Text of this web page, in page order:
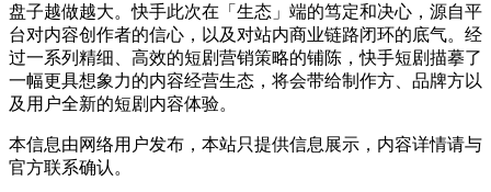
盘子越做越大。快手此次在「生态」端的笃定和决心，源自平
台对内容创作者的信心，以及对站内商业链路闭环的底气。经
过一系列精细、高效的短剧营销策略的铺陈，快手短剧描摹了
一幅更具想象力的内容经营生态，将会带给制作方、品牌方以
及用户全新的短剧内容体验。
本信息由网络用户发布， 本站只提供信息展示，内容详情请与
官方联系确认。